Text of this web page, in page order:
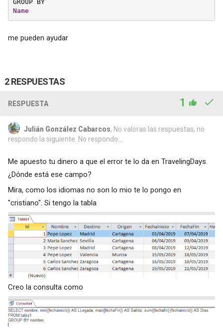
Name
me pueden ayudar
2 RESPUESTAS
RESPUESTA 1
Julián González Cabarcos, No valoras las respuestas, no
respondo la siguiente. No respondo...
Me apuesto tu dinero a que el error te lo da en TravelingDays.
¿Dónde está ese campo?
Mira, como los idiomas no son lo mio te lo pongo en
"cristiano". Si tengo la tabla
Creo la consulta como